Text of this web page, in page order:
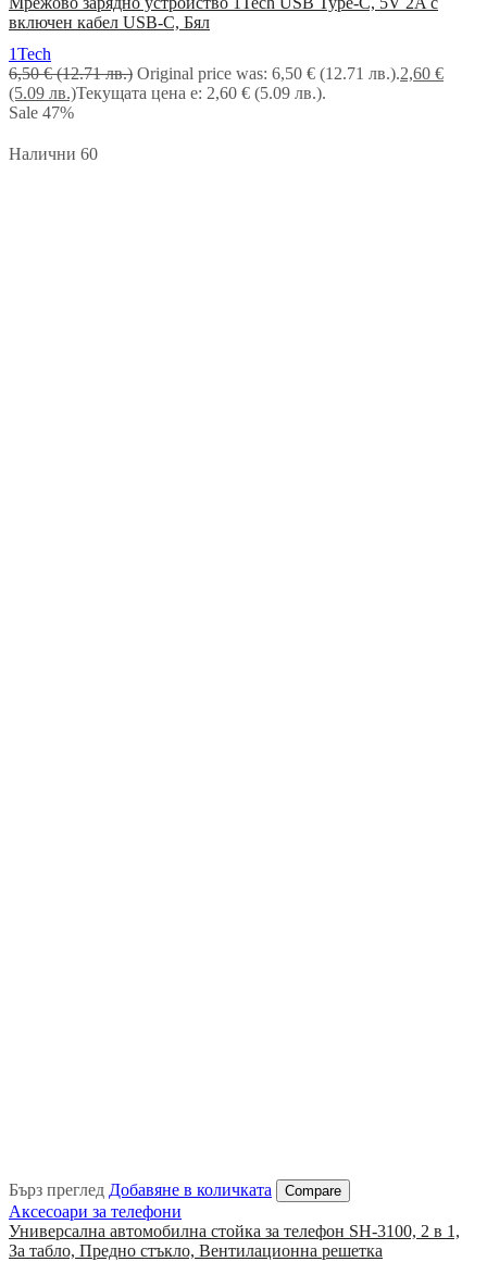
включен кабел USB-C, Бял
1Tech
6,50€ (12.71 лв.) Original price was: 6,50 € (12.71 лв.).2,60 €
(5.09 лв.)Текущата цена е: 2,60 € (5.09 лв.).
Sale 47%
Налични 60
Бърз преглед Добавяне в количката Compare
Аксесоари за телефони
Универсална автомобилна стойка за телефон SH-3100, 2 в 1,
За табло, Предно стъкло, Вентилационна решетка